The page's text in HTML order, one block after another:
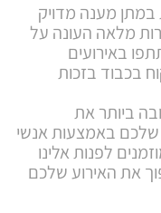
במתן מענה מדויק
מלאה העונה על
באירועים
בכבוד בזכות
ביותר את
שלכם באמצעות אנשי
לפנות אלינו
את האירוע שלכם